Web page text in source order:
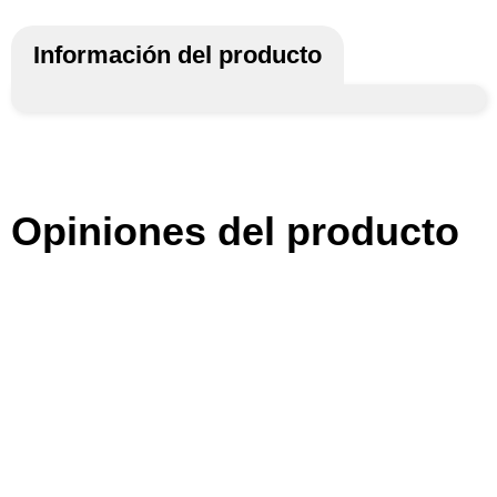
Información del producto
Opiniones del producto